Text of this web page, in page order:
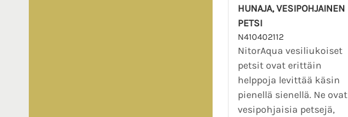
HUNAJA, VESIPOHJAINEN
PETSI
N410402112
NitorAqua vesiliukoiset
petsit ovat erittäin
helppoja levittää käsin
pienellä sienellä. Ne ovat
vesipohjaisia petsejä,